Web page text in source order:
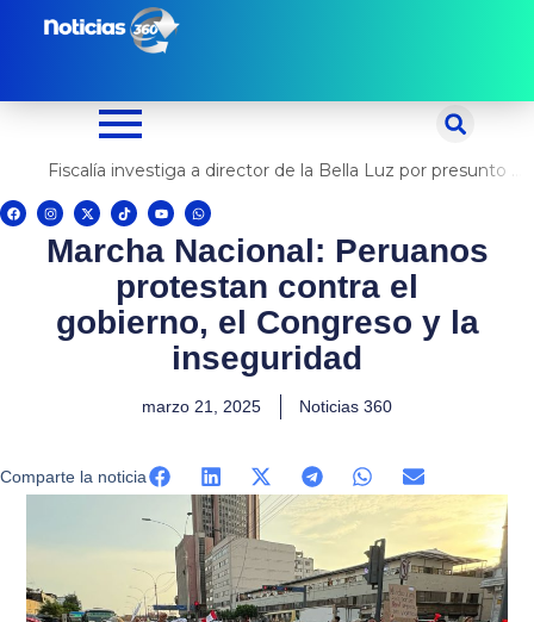
Fiscalía investiga a director de la Bella Luz por presunto abuso contra cantante Naldy Saldaña
F
a
c
I
n
s
t
a
X
-
t
w
i
T
i
k
t
o
Y
o
u
t
u
e
W
h
a
t
s
p
p
Marcha Nacional: Peruanos
protestan contra el
gobierno, el Congreso y la
inseguridad
marzo 21, 2025 Noticias 360
Comparte la noticia